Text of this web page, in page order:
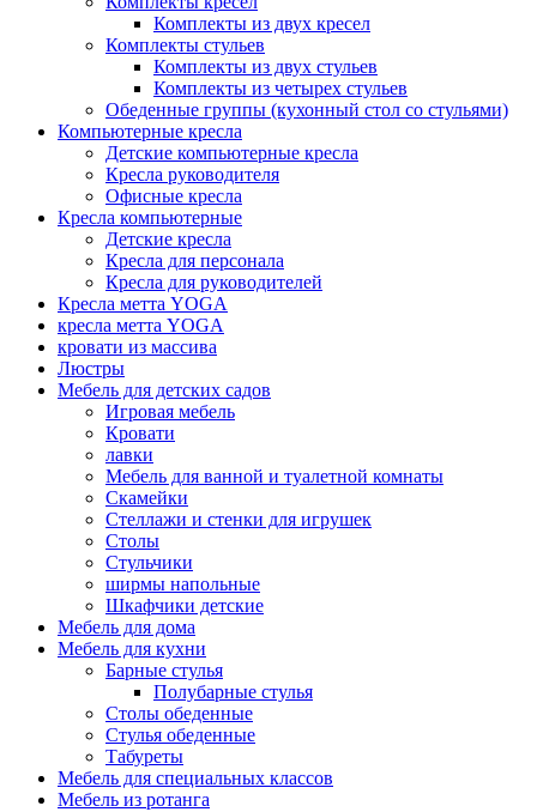
Комплекты из двух кресел
Комплекты стульев
Комплекты из двух стульев
Комплекты из четырех стульев
Обеденные группы (кухонный стол со стульями)
Компьютерные кресла
Детские компьютерные кресла
Кресла руководителя
Офисные кресла
Кресла компьютерные
Детские кресла
Кресла для персонала
Кресла для руководителей
Кресла метта YOGA
кресла метта YOGA
кровати из массива
Люстры
Мебель для детских садов
Игровая мебель
Кровати
лавки
Мебель для ванной и туалетной комнаты
Скамейки
Стеллажи и стенки для игрушек
Столы
Стульчики
ширмы напольные
Шкафчики детские
Мебель для дома
Мебель для кухни
Барные стулья
Полубарные стулья
Столы обеденные
Стулья обеденные
Табуреты
Мебель для специальных классов
Мебель из ротанга